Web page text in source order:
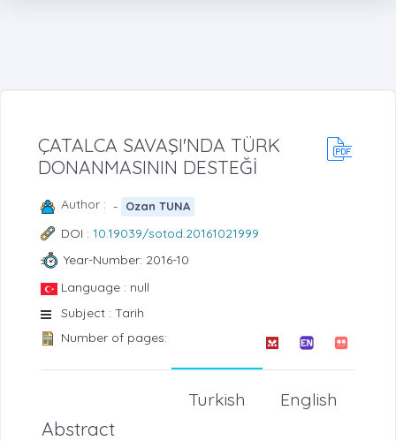
ÇATALCA SAVAŞI'NDA TÜRK
DONANMASININ DESTEĞİ
Author : - Ozan TUNA
DOI : 10.19039/sotod.20161021999
Year-Number: 2016-10
Language : null
Subject : Tarih
Number of pages:
English
Turkish
Abstract